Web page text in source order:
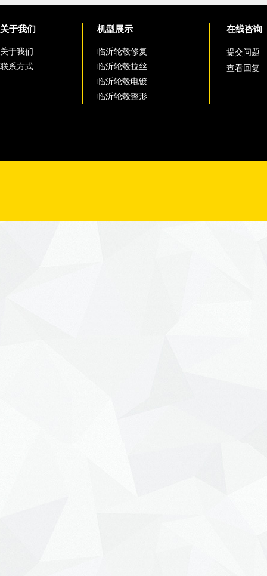
关于我们
关于我们
联系方式
机型展示
临沂轮毂修复
临沂轮毂拉丝
临沂轮毂电镀
临沂轮毂整形
在线咨询
提交问题
查看回复